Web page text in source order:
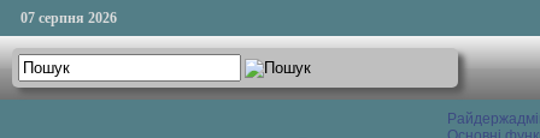
07 серпня 2026